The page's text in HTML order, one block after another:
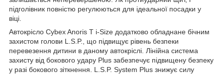
підголівник повністю регулюються для ідеальної посадки у
віці.
Автокрісло Cybex Anoris T i-Size додатково обладнане бічним
захистом голови L.S.P., що підвищує рівень безпеки
перевезення дитини в даному автокріслі. Лінійна система
захисту від бокового удару Plus забезпечує підвищену безпеку
у разі бокового зіткнення. L.S.P. System Plus знижує силу